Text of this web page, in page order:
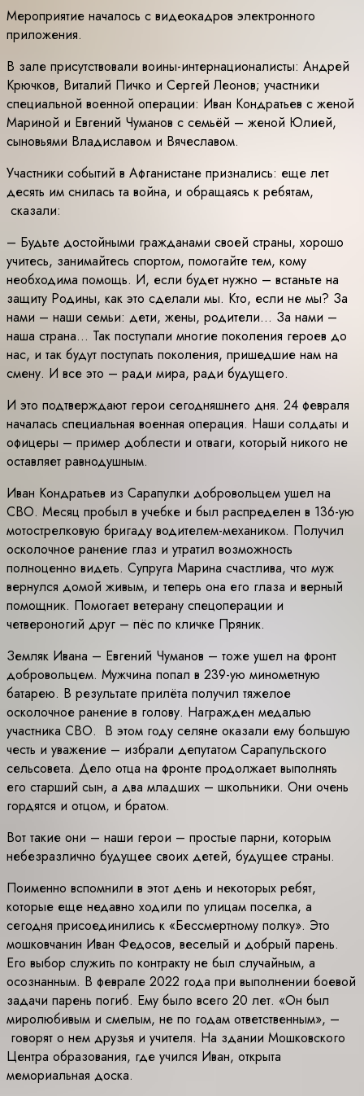
Мероприятие началось с видеокадров электронного
приложения.
В зале присутствовали воины-интернационалисты: Андрей
Крючков, Виталий Пичко и Сергей Леонов; участники
специальной военной операции: Иван Кондратьев с женой
Мариной и Евгений Чуманов с семьёй – женой Юлией,
сыновьями Владиславом и Вячеславом.
Участники событий в Афганистане признались: еще лет
десять им снилась та война, и обращаясь к ребятам,
сказали:
– Будьте достойными гражданами своей страны, хорошо
учитесь, занимайтесь спортом, помогайте тем, кому
необходима помощь. И, если будет нужно – встаньте на
защиту Родины, как это сделали мы. Кто, если не мы? За
нами – наши семьи: дети, жены, родители… За нами –
наша страна… Так поступали многие поколения героев до
нас, и так будут поступать поколения, пришедшие нам на
смену. И все это – ради мира, ради будущего.
И это подтверждают герои сегодняшнего дня. 24 февраля
началась специальная военная операция. Наши солдаты и
офицеры – пример доблести и отваги, который никого не
оставляет равнодушным.
Иван Кондратьев из Сарапулки добровольцем ушел на
СВО. Месяц пробыл в учебке и был распределен в 136-ую
мотострелковую бригаду водителем-механиком. Получил
осколочное ранение глаз и утратил возможность
полноценно видеть. Супруга Марина счастлива, что муж
вернулся домой живым, и теперь она его глаза и верный
помощник. Помогает ветерану спецоперации и
четвероногий друг – пёс по кличке Пряник.
Земляк Ивана – Евгений Чуманов – тоже ушел на фронт
добровольцем. Мужчина попал в 239-ую минометную
батарею. В результате прилёта получил тяжелое
осколочное ранение в голову. Награжден медалью
участника СВО. В этом году селяне оказали ему большую
честь и уважение – избрали депутатом Сарапульского
сельсовета. Дело отца на фронте продолжает выполнять
его старший сын, а два младших – школьники. Они очень
гордятся и отцом, и братом.
Вот такие они – наши герои – простые парни, которым
небезразлично будущее своих детей, будущее страны.
Поименно вспомнили в этот день и некоторых ребят,
которые еще недавно ходили по улицам поселка, а
сегодня присоединились к «Бессмертному полку». Это
мошковчанин Иван Федосов, веселый и добрый парень.
Его выбор служить по контракту не был случайным, а
осознанным. В феврале 2022 года при выполнении боевой
задачи парень погиб. Ему было всего 20 лет. «Он был
миролюбивым и смелым, не по годам ответственным», –
говорят о нем друзья и учителя. На здании Мошковского
Центра образования, где учился Иван, открыта
мемориальная доска.